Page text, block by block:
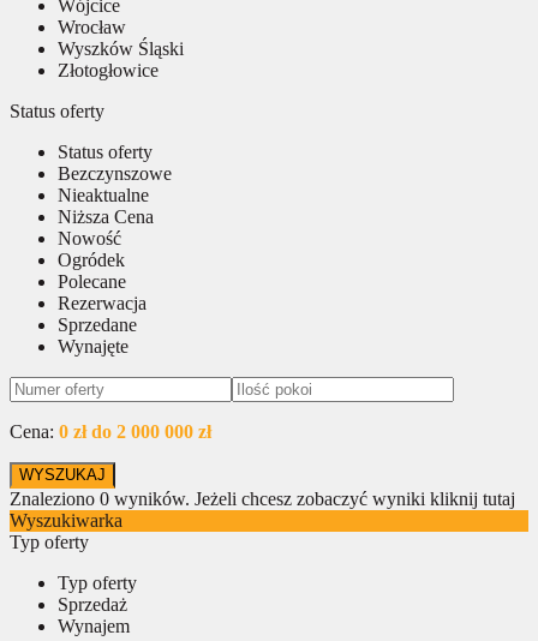
Wójcice
Wrocław
Wyszków Śląski
Złotogłowice
Status oferty
Status oferty
Bezczynszowe
Nieaktualne
Niższa Cena
Nowość
Ogródek
Polecane
Rezerwacja
Sprzedane
Wynajęte
Cena: 0 zł do 2 000 000 zł
Znaleziono 0 wyników. Jeżeli chcesz zobaczyć wyniki kliknij tutaj
Wyszukiwarka
Typ oferty
Typ oferty
Sprzedaż
Wynajem